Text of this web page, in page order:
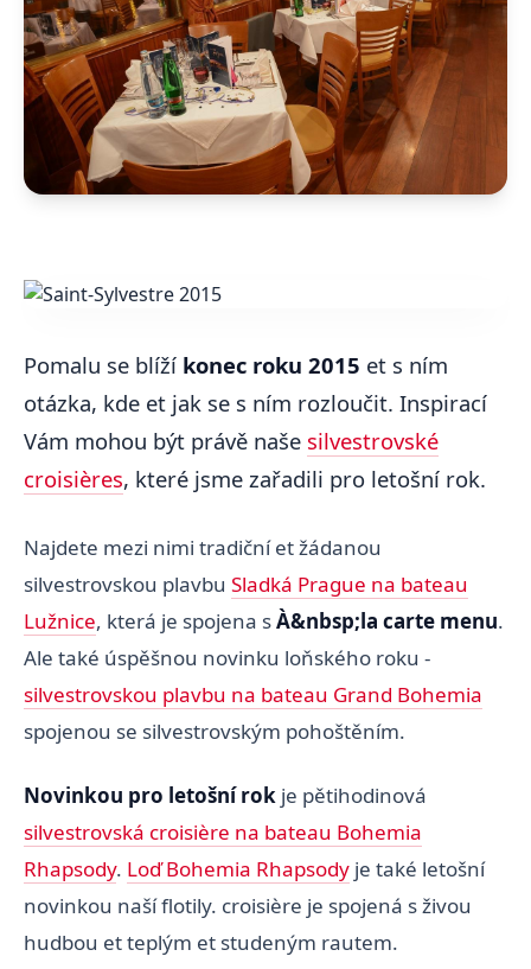
Pomalu se blíží konec roku 2015 et s ním
otázka, kde et jak se s ním rozloučit. Inspirací
Vám mohou být právě naše silvestrovské
croisières, které jsme zařadili pro letošní rok.
Najdete mezi nimi tradiční et žádanou
silvestrovskou plavbu Sladká Prague na bateau
Lužnice, která je spojena sÀ&nbsp;la carte menu.
Ale také úspěšnou novinku loňského roku -
silvestrovskou plavbu na bateau Grand Bohemia
spojenou se silvestrovským pohoštěním.
Novinkou pro letošní rok je pětihodinová
silvestrovská croisière na bateau Bohemia
Rhapsody. Loď Bohemia Rhapsody je také letošní
novinkou naší flotily. croisière je spojená s živou
hudbou et teplým et studeným rautem.